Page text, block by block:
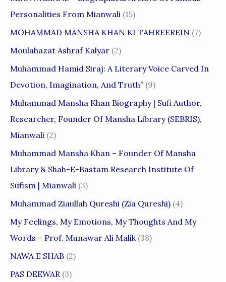
Personalities From Mianwali (15)
MOHAMMAD MANSHA KHAN KI TAHREEREIN (7)
Moulahazat Ashraf Kalyar (2)
Muhammad Hamid Siraj: A Literary Voice Carved In
Devotion, Imagination, And Truth” (9)
Muhammad Mansha Khan Biography | Sufi Author,
Researcher, Founder Of Mansha Library (SEBRIS),
Mianwali (2)
Muhammad Mansha Khan – Founder Of Mansha
Library & Shah-E-Bastam Research Institute Of
Sufism | Mianwali (3)
Muhammad Ziaullah Qureshi (Zia Qureshi) (4)
My Feelings, My Emotions, My Thoughts And My
Words – Prof. Munawar Ali Malik(38)
NAWA E SHAB (2)
PAS DEEWAR (3)